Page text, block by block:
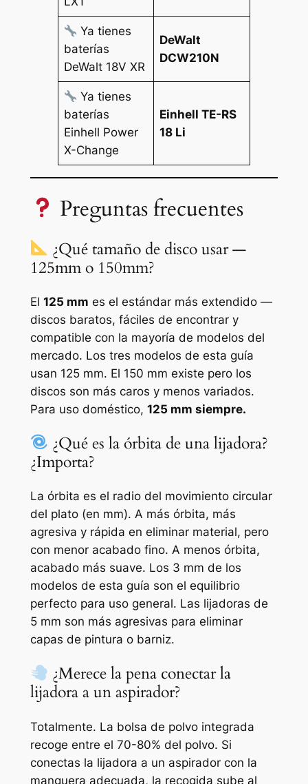
Ya tienes
baterías
DeWalt 18V XR
DeWalt
DCW210N
Ya tienes
baterías
Einhell Power
X-Change
Einhell TE-RS
18 Li
Preguntas frecuentes
¿Qué tamaño de disco usar —
125mm o 150mm?
El 125 mm es el estándar más extendido —
discos baratos, fáciles de encontrar y
compatible con la mayoría de modelos del
mercado. Los tres modelos de esta guía
usan 125 mm. El 150 mm existe pero los
discos son más caros y menos variados.
Para uso doméstico, 125 mm siempre.
¿Qué es la órbita de una lijadora?
¿Importa?
La órbita es el radio del movimiento circular
del plato (en mm). A más órbita, más
agresiva y rápida en eliminar material, pero
con menor acabado fino. A menos órbita,
acabado más suave. Los 3 mm de los
modelos de esta guía son el equilibrio
perfecto para uso general. Las lijadoras de
5 mm son más agresivas para eliminar
capas de pintura o barniz.
¿Merece la pena conectar la
lijadora a un aspirador?
Totalmente. La bolsa de polvo integrada
recoge entre el 70-80% del polvo. Si
conectas la lijadora a un aspirador con la
manguera adecuada, la recogida sube al